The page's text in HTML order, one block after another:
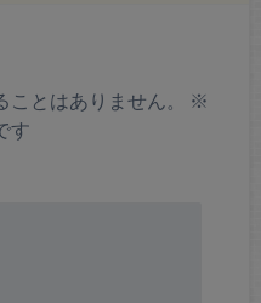
とはありません。
※
す